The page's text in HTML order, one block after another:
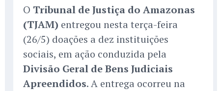
O Tribunal de Justiça do Amazonas
(TJAM) entregou nesta terça-feira
(26/5) doações a dez instituições
sociais, em ação conduzida pela
Divisão Geral de Bens Judiciais
Apreendidos. A entrega ocorreu na